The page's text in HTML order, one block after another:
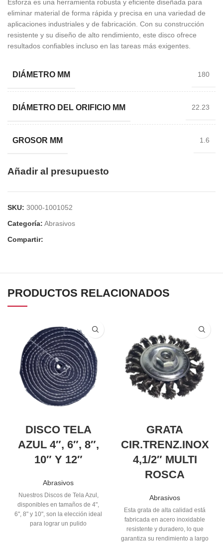
Esforza es una herramienta robusta y eficiente diseñada para
eliminar material de forma rápida y precisa en una variedad de
aplicaciones industriales y de fabricación. Con su construcción
resistente y su diseño de alto rendimiento, este disco ofrece
resultados confiables incluso en las tareas más exigentes.
DIÁMETRO MM 180
DIÁMETRO DEL ORIFICIO MM 22.23
GROSOR MM 1.6
Añadir al presupuesto
SKU: 3000-1001052
Categoría: Abrasivos
Compartir:
PRODUCTOS RELACIONADOS
DISCO TELA
AZUL 4″, 6″, 8″,
10″ Y 12″
Abrasivos
Nuestros Discos de Tela Azul,
disponibles en tamaños de 4",
6", 8" y 10", son la elección ideal
para lograr un pulido
GRATA
CIR.TRENZ.INOX
4,1/2″ MULTI
ROSCA
Abrasivos
Esta grata de alta calidad está
fabricada en acero inoxidable
resistente y duradero, lo que
garantiza su rendimiento a largo